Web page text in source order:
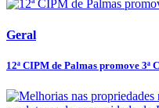
Geral
12ª CIPM de Palmas promove